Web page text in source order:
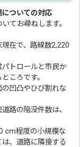
ついての対応
てお尋ねします。
在で、路線数2,220
トロールと市民か
ころです。
凹凸やひび割れな
路の陥没件数は、
cm程度の小規模な
、道路に隣接する